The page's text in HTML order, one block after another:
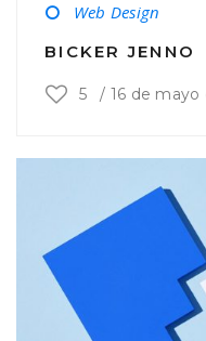
Web Design
BICKER JENNO
5 / 16 de mayo